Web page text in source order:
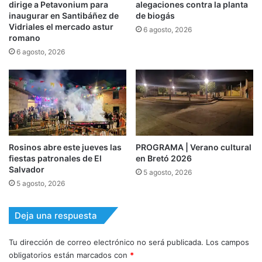
dirige a Petavonium para
inaugurar en Santibáñez de
Vidriales el mercado astur
romano
6 agosto, 2026
alegaciones contra la planta
de biogás
6 agosto, 2026
Rosinos abre este jueves las
fiestas patronales de El
Salvador
5 agosto, 2026
PROGRAMA | Verano cultural
en Bretó 2026
5 agosto, 2026
Deja una respuesta
Tu dirección de correo electrónico no será publicada. Los campos
obligatorios están marcados con *